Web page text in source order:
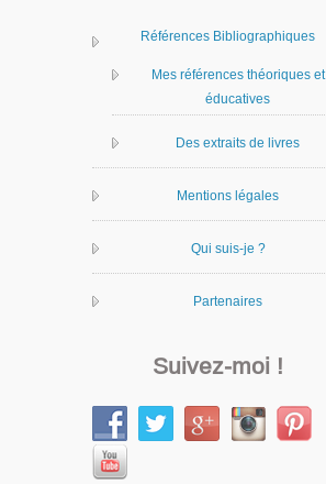
Références Bibliographiques
Mes références théoriques et
éducatives
Des extraits de livres
Mentions légales
Qui suis-je ?
Partenaires
Suivez-moi !